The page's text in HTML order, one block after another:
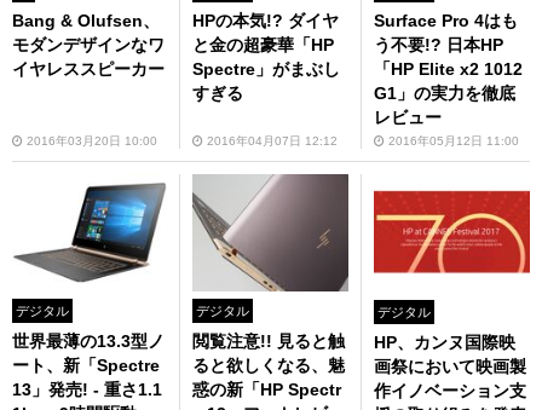
Bang & Olufsen、
モダンデザインなワ
イヤレススピーカー
2016年03月20日 10:00
HPの本気!? ダイヤ
と金の超豪華「HP
Spectre」がまぶし
すぎる
2016年04月07日 12:12
Surface Pro 4はも
う不要!? 日本HP
「HP Elite x2 1012
G1」の実力を徹底
レビュー
2016年05月12日 11:00
デジタル
世界最薄の13.3型ノ
ート、新「Spectre
13」発売! - 重さ1.1
デジタル
閲覧注意!! 見ると触
ると欲しくなる、魅
惑の新「HP Spectr
デジタル
HP、カンヌ国際映
画祭において映画製
作イノベーション支